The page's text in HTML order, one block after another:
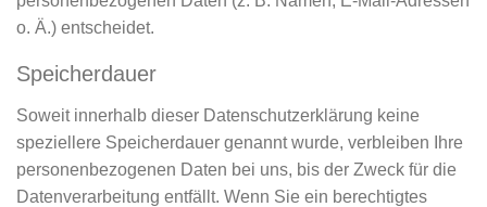
o. Ä.) entscheidet.
Speicherdauer
Soweit innerhalb dieser Datenschutzerklärung keine
speziellere Speicherdauer genannt wurde, verbleiben Ihre
personenbezogenen Daten bei uns, bis der Zweck für die
Datenverarbeitung entfällt. Wenn Sie ein berechtigtes